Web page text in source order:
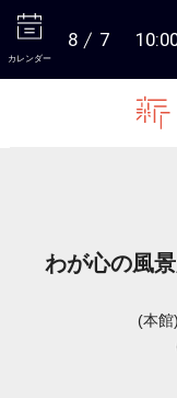
カレンダー
8 7
わが心の風
(本